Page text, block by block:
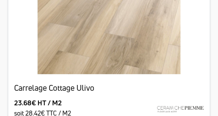
Carrelage Cottage Ulivo
23.68€ HT / M2
soit 28.42€ TTC / M2